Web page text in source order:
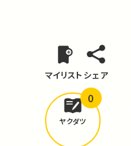
マイリスト シェア
どん
ヤクダツ
0